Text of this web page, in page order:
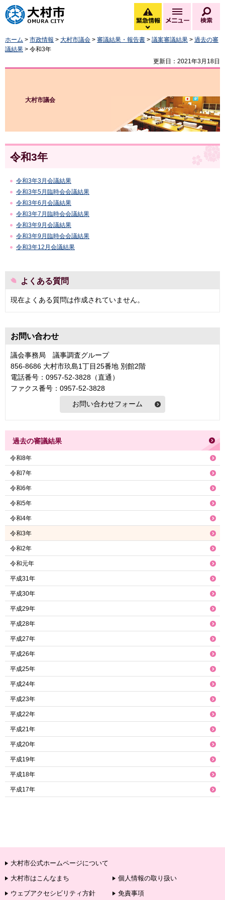
大村市
緊急情報
緊急情報を開く
メニュー
ホーム > 市政情報 > 大村市議会 > 審議結果・報告書 > 議案審議結果 > 過去の審
議結果 > 令和3年
更新日：2021年3月18日
大村市議会
令和3年
令和3年3月会議結果
令和3年5月臨時会会議結果
令和3年6月会議結果
令和3年7月臨時会会議結果
令和3年9月会議結果
令和3年9月臨時会会議結果
令和3年12月会議結果
よくある質問
現在よくある質問は作成されていません。
お問い合わせ
議会事務局 議事調査グループ
856-8686 大村市玖島1丁目25番地 別館2階
電話番号：0957-52-3828（直通）
ファクス番号：0957-52-3828
過去の審議結果
令和8年
令和7年
令和6年
令和5年
令和4年
令和3年
令和2年
令和元年
平成31年
平成30年
平成29年
平成28年
平成27年
平成26年
平成25年
平成24年
平成23年
平成22年
平成21年
平成20年
平成19年
平成18年
平成17年
大村市公式ホームページについて
大村市はこんなまち
個人情報の取り扱い
ウェブアクセシビリティ方針
免責事項